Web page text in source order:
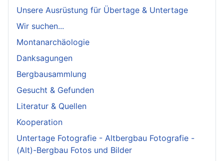
Unsere Ausrüstung für Übertage & Untertage
Wir suchen...
Montanarchäologie
Danksagungen
Bergbausammlung
Gesucht & Gefunden
Literatur & Quellen
Kooperation
Untertage Fotografie - Altbergbau Fotografie -
(Alt)-Bergbau Fotos und Bilder